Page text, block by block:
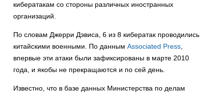
кибератакам со стороны различных иностранных
организаций.
По словам Джерри Дэвиса, 6 из 8 кибератак проводились
китайскими военными. По данным Associated Press
впервые эти атаки были зафиксированы в марте 2010
года, и якобы не прекращаются и по сей день.
Известно, что в базе данных Министерства по делам